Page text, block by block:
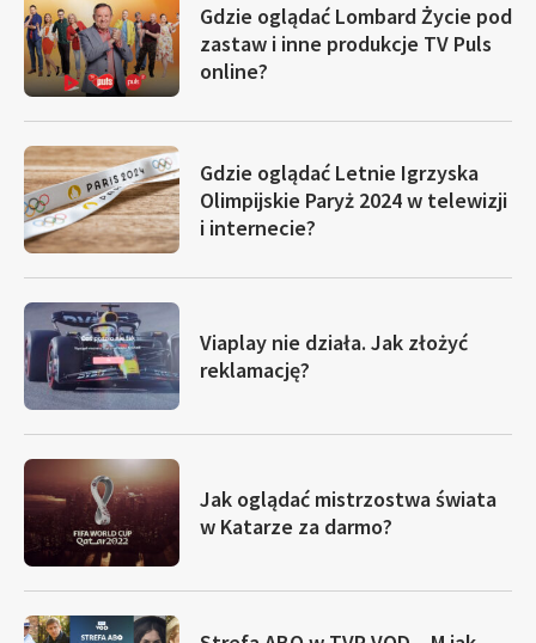
Gdzie oglądać Lombard Życie pod
zastaw i inne produkcje TV Puls
online?
Gdzie oglądać Letnie Igrzyska
Olimpijskie Paryż 2024 w telewizji
i internecie?
Viaplay nie działa. Jak złożyć
reklamację?
Jak oglądać mistrzostwa świata
w Katarze za darmo?